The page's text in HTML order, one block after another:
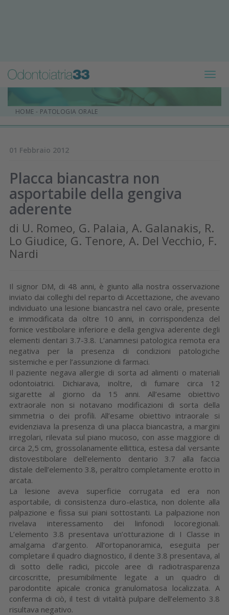
HOME - PATOLOGIA ORALE
01 Febbraio 2012
Placca biancastra non
asportabile della gengiva
aderente
di U. Romeo, G. Palaia, A. Galanakis, R.
Lo Giudice, G. Tenore, A. Del Vecchio, F.
Nardi
Il signor DM, di 48 anni, è giunto alla nostra osservazione
inviato dai colleghi del reparto di Accettazione, che avevano
individuato una lesione biancastra nel cavo orale, presente
e immodificata da oltre 10 anni, in corrispondenza del
fornice vestibolare inferiore e della gengiva aderente degli
elementi dentari 3.7-3.8. L’anamnesi patologica remota era
negativa per la presenza di condizioni patologiche
sistemiche e per l’assunzione di farmaci.
Il paziente negava allergie di sorta ad alimenti o materiali
odontoiatrici. Dichiarava, inoltre, di fumare circa 12
sigarette al giorno da 15 anni. All’esame obiettivo
extraorale non si notavano modificazioni di sorta della
simmetria o dei profili. All’esame obiettivo intraorale si
evidenziava la presenza di una placca biancastra, a margini
irregolari, rilevata sul piano mucoso, con asse maggiore di
circa 2,5 cm, grossolanamente ellittica, estesa dal versante
distovestibolare dell’elemento dentario 3.7 alla faccia
distale dell’elemento 3.8, peraltro completamente erotto in
arcata.
La lesione aveva superficie corrugata ed era non
asportabile, di consistenza duro-elastica, non dolente alla
palpazione e fissa sui piani sottostanti. La palpazione non
rivelava interessamento dei linfonodi locoregionali.
L’elemento 3.8 presentava un’otturazione di I Classe in
amalgama d’argento. All’ortopanoramica, eseguita per
completare il quadro diagnostico, il dente 3.8 presentava, al
di sotto delle radici, piccole aree di radiotrasparenza
circoscritte, presumibilmente legate a un quadro di
parodontite apicale cronica granulomatosa localizzata. A
conferma di ciò, il test di vitalità pulpare dell’elemento 3.8
risultava negativo.